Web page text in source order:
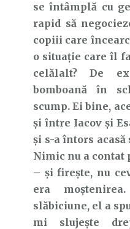
se întâmplă cu
rapid să
copiii care
o situație care îl
celălalt? De
bomboană în
scump. Ei bine,
și între Iacov și
și s-a întors
Nimic nu a contat
– și firește, nu
era
slăbiciune, el a
mi slujeşte